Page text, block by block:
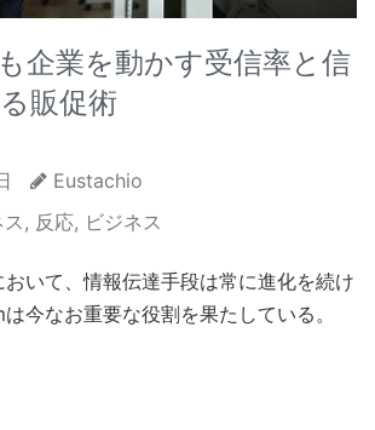
企業を動かす受信率と信
販促術
Eustachio
, 反応, ビジネス
おいて、情報伝達手段は常に進化を続け
今なお重要な役割を果たしている。